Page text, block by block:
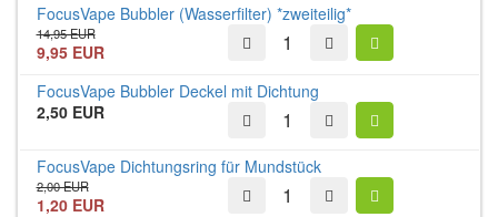
FocusVape Bubbler (Wasserfilter) *zweiteilig*
14,95 EUR
9,95 EUR
FocusVape Bubbler Deckel mit Dichtung
2,50 EUR
FocusVape Dichtungsring für Mundstück
2,00 EUR
1,20 EUR